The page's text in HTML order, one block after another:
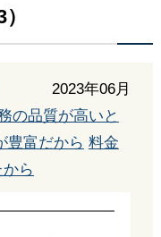
2023年06月
の品質が高いと
豊富だから 料金
ら